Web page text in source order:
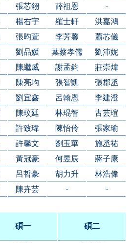
張芯翎 薛祖恩 -
楊右宇 羅士軒
洪嘉鴻
張昀萱 李芳馨
蕭芯儀
劉品媛 葉蔡孝儒
劉沛妮
陳繼威 謝孟鈞
莊崇煒
陳亮均 張智凱
張郡丞
劉宜鑫 呂翰恩
李建澄
陳玟廷 林琨智
古芸瑄
許致瑋 陳怡伶
張家瑜
許馨文 劉玉華
施丞祐
黃冠豪 何昱辰
蔣子康
呂哲豪 胡力升
林浩偉
陳卉芸 - -
碩一 碩二